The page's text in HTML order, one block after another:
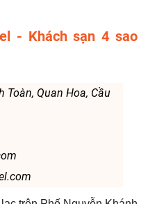
- Khách sạn 4 sao
Toàn, Quan Hoa, Cầu